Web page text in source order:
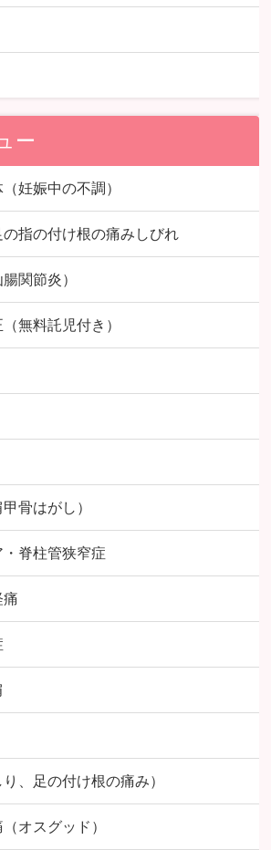
ー
妊娠中の不調）
指の付け根の痛みしびれ
関節炎）
無料託児付き）
骨はがし）
脊柱管狭窄症
痛
、足の付け根の痛み）
オスグッド）